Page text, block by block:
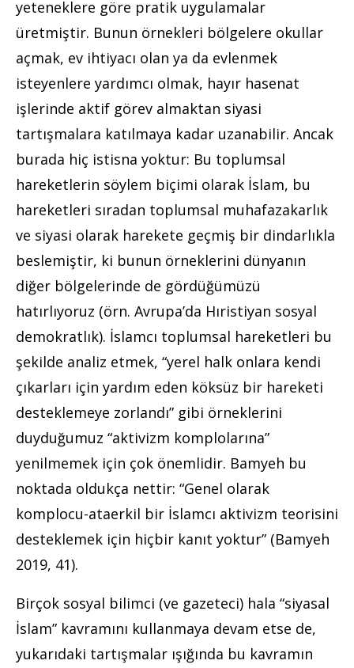
yeteneklere göre pratik uygulamalar
üretmiştir. Bunun örnekleri bölgelere okullar
açmak, ev ihtiyacı olan ya da evlenmek
isteyenlere yardımcı olmak, hayır hasenat
işlerinde aktif görev almaktan siyasi
tartışmalara katılmaya kadar uzanabilir. Ancak
burada hiç istisna yoktur: Bu toplumsal
hareketlerin söylem biçimi olarak İslam, bu
hareketleri sıradan toplumsal muhafazakarlık
ve siyasi olarak harekete geçmiş bir dindarlıkla
beslemiştir, ki bunun örneklerini dünyanın
diğer bölgelerinde de gördüğümüzü
hatırlıyoruz (örn. Avrupa’da Hıristiyan sosyal
demokratlık). İslamcı toplumsal hareketleri bu
şekilde analiz etmek, “yerel halk onlara kendi
çıkarları için yardım eden köksüz bir hareketi
desteklemeye zorlandı” gibi örneklerini
duyduğumuz “aktivizm komplolarına”
yenilmemek için çok önemlidir. Bamyeh bu
noktada oldukça nettir: “Genel olarak
komplocu-ataerkil bir İslamcı aktivizm teorisini
desteklemek için hiçbir kanıt yoktur” (Bamyeh
2019, 41).
Birçok sosyal bilimci (ve gazeteci) hala “siyasal
İslam” kavramını kullanmaya devam etse de,
yukarıdaki tartışmalar ışığında bu kavramın